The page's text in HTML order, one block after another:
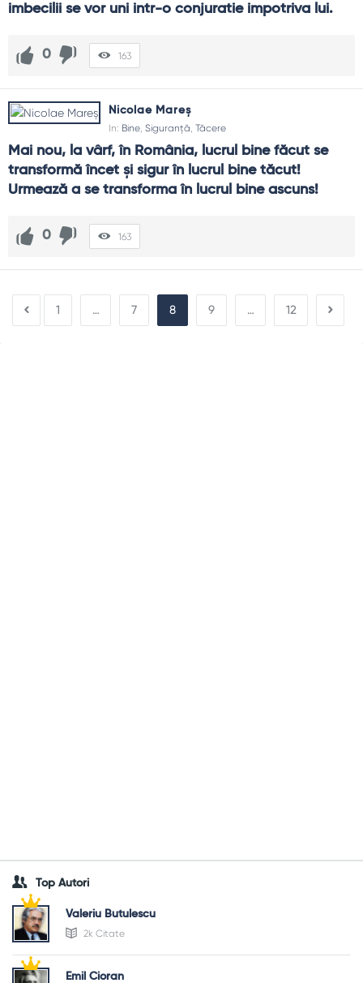
imbecilii se vor uni intr-o conjuratie impotriva lui.
0 163
Nicolae Mareș
In: Bine Siguranță Tăcere
Mai nou, la vârf, în România, lucrul bine făcut se
transformă încet şi sigur în lucrul bine tăcut!
Urmează a se transforma în lucrul bine ascuns!
0 163
1 … 7 8 9 … 12
Top Autori
Valeriu Butulescu
2k Citate
Emil Cioran